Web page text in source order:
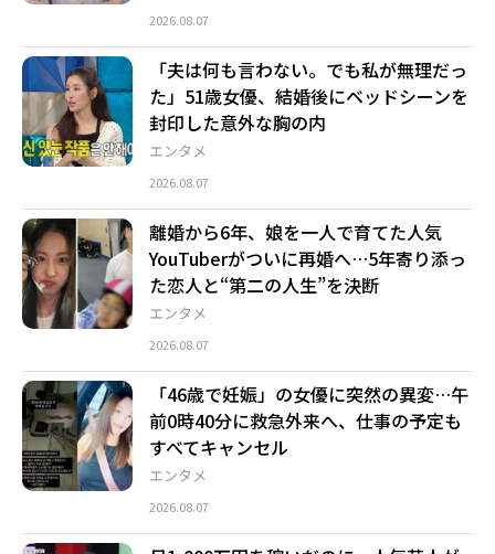
2026.08.07
エンタメ
「夫は何も言わない。でも私が無理だっ
た」51歳女優、結婚後にベッドシーンを
封印した意外な胸の内
2026.08.07
エンタメ
離婚から6年、娘を一人で育てた人気
YouTuberがついに再婚へ…5年寄り添っ
た恋人と“第二の人生”を決断
2026.08.07
エンタメ
「46歳で妊娠」の女優に突然の異変…午
前0時40分に救急外来へ、仕事の予定も
すべてキャンセル
2026.08.07